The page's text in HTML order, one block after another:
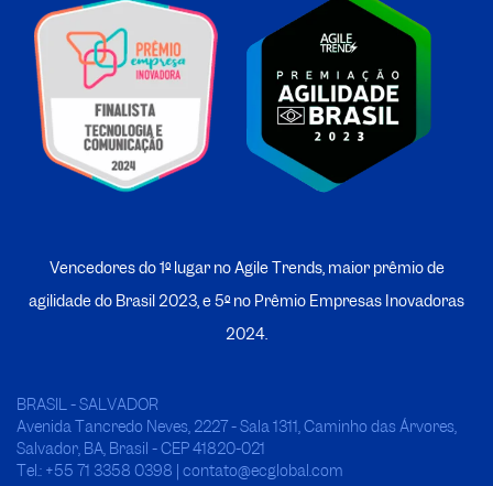
Vencedores do 1º lugar no Agile Trends, maior prêmio de
agilidade do Brasil 2023, e 5º no Prêmio Empresas Inovadoras
2024.
BRASIL - SALVADOR
Avenida Tancredo Neves, 2227 - Sala 1311, Caminho das Árvores,
Salvador, BA, Brasil - CEP 41820-021
Tel.: +55 71 3358 0398 | contato@ecglobal.com